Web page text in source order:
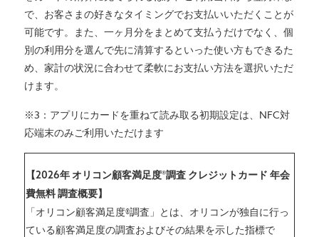
で、お客さまの好きなタイミングでお支払いいただくことが
可能です。また、一ヶ月分をまとめて支払うだけでなく、個
別の利用分を選んで先に清算するといった使い方もできるた
め、家計の状況に合わせて柔軟にお支払い方法を選択いただ
けます。
※3：アプリにカードを重ねて読み取る初期設定は、NFC対
応端末のみご利用いただけます
【2026年 オリコン顧客満足度®調査 クレジットカード 年会
費無料 調査概要】
「オリコン顧客満足度®調査」とは、オリコンが独自に行っ
ている顧客満足度の調査およびその結果を示した指標で